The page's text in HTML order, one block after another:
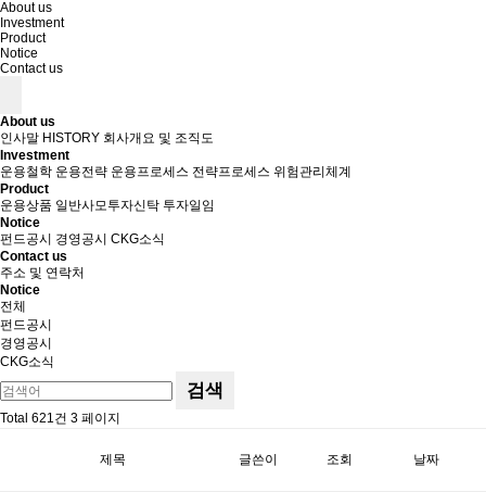
About us
Investment
Product
Notice
Contact us
About us
인사말 HISTORY 회사개요 및 조직도
Investment
운용철학 운용전략 운용프로세스 전략프로세스 위험관리체계
Product
운용상품 일반사모투자신탁 투자일임
Notice
펀드공시
경영공시 CKG소식
Contact us
주소 및 연락처
Notice
전체
펀드공시
경영공시
CKG소식
검색
Total 621건 3 페이지
제목 글쓴이 조회 날짜